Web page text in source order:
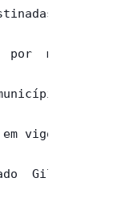
ao
meio
e
vigor".
Gilmar